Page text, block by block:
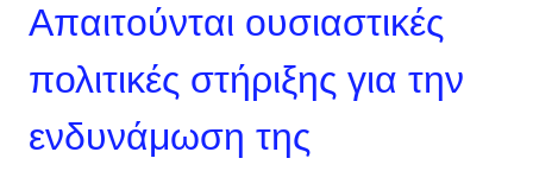
Απαιτούνται ουσιαστικές
πολιτικές στήριξης για την
ενδυνάμωση της